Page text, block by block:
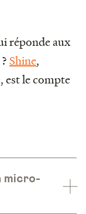
réponde aux
Shine,
est le compte
micro-